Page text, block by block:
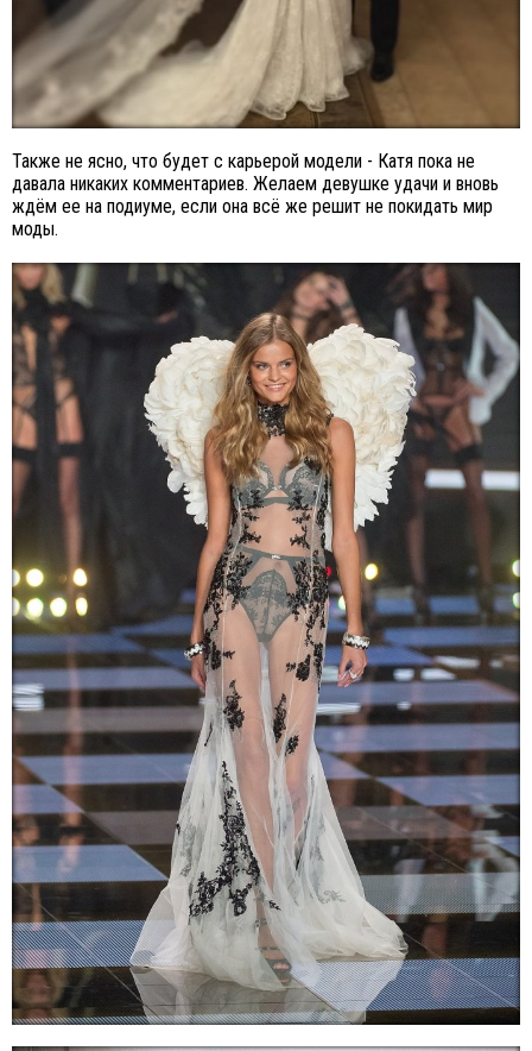
Также не ясно, что будет с карьерой модели - Катя пока не
давала никаких комментариев. Желаем девушке удачи и вновь
ждём ее на подиуме, если она всё же решит не покидать мир
моды.